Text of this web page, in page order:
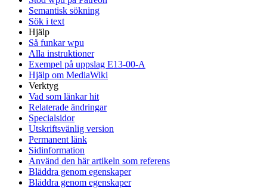
Semantisk sökning
Sök i text
Hjälp
Så funkar wpu
Alla instruktioner
Exempel på uppslag E13-00-A
Hjälp om MediaWiki
Verktyg
Vad som länkar hit
Relaterade ändringar
Specialsidor
Utskriftsvänlig version
Permanent länk
Sidinformation
Använd den här artikeln som referens
Bläddra genom egenskaper
Bläddra genom egenskaper